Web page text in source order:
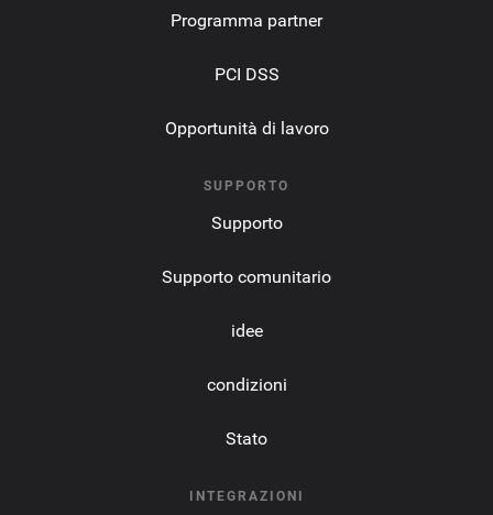
Programma partner
PCI DSS
Opportunità di lavoro
SUPPORTO
Supporto
Supporto comunitario
idee
condizioni
Stato
INTEGRAZIONI